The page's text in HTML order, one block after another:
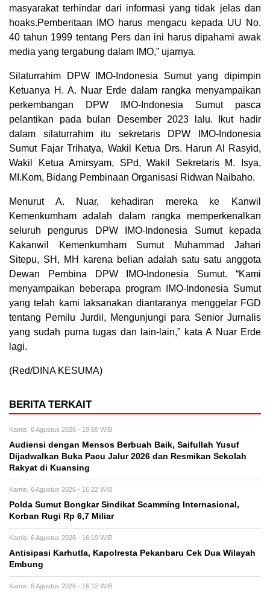
masyarakat terhindar dari informasi yang tidak jelas dan
hoaks.Pemberitaan IMO harus mengacu kepada UU No.
40 tahun 1999 tentang Pers dan ini harus dipahami awak
media yang tergabung dalam IMO,” ujarnya.
Silaturrahim DPW IMO-Indonesia Sumut yang dipimpin
Ketuanya H. A. Nuar Erde dalam rangka menyampaikan
perkembangan DPW IMO-Indonesia Sumut pasca
pelantikan pada bulan Desember 2023 lalu. Ikut hadir
dalam silaturrahim itu sekretaris DPW IMO-Indonesia
Sumut Fajar Trihatya, Wakil Ketua Drs. Harun Al Rasyid,
Wakil Ketua Amirsyam, SPd, Wakil Sekretaris M. Isya,
MI.Kom, Bidang Pembinaan Organisasi Ridwan Naibaho.
Menurut A. Nuar, kehadiran mereka ke Kanwil
Kemenkumham adalah dalam rangka memperkenalkan
seluruh pengurus DPW IMO-Indonesia Sumut kepada
Kakanwil Kemenkumham Sumut Muhammad Jahari
Sitepu, SH, MH karena belian adalah satu satu anggota
Dewan Pembina DPW IMO-Indonesia Sumut. “Kami
menyampaikan beberapa program IMO-Indonesia Sumut
yang telah kami laksanakan diantaranya menggelar FGD
tentang Pemilu Jurdil, Mengunjungi para Senior Jurnalis
yang sudah purna tugas dan lain-lain,” kata A Nuar Erde
lagi.
(Red/DINA KESUMA)
BERITA TERKAIT
Kamis, 6 Agustus 2026 - 19:59 WIB
Audiensi dengan Mensos Berbuah Baik, Saifullah Yusuf
Dijadwalkan Buka Pacu Jalur 2026 dan Resmikan Sekolah
Rakyat di Kuansing
Kamis, 6 Agustus 2026 - 16:22 WIB
Polda Sumut Bongkar Sindikat Scamming Internasional,
Korban Rugi Rp 6,7 Miliar
Kamis, 6 Agustus 2026 - 16:19 WIB
Antisipasi Karhutla, Kapolresta Pekanbaru Cek Dua Wilayah
Embung
Kamis, 6 Agustus 2026 - 16:12 WIB